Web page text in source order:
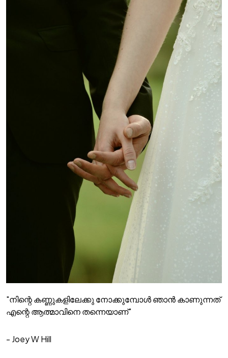
"നിന്റെ കണ്ണുകളിലേക്കു നോക്കുമ്പോൾ ഞാൻ കാണുന്നത്
എന്റെ ആത്മാവിനെ തന്നെയാണ്"
- Joey W Hill